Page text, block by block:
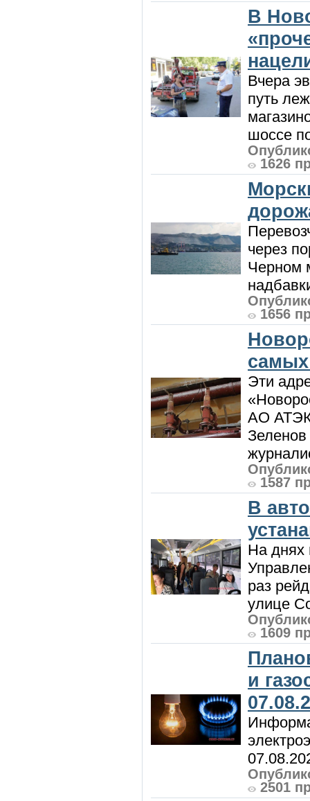
В
Вчера
путь
шоссе
1626
через
Черном
1656
Эти
АО АТЭК
Зеленов
1587
В
На днях
раз
улице
1609
и
2501